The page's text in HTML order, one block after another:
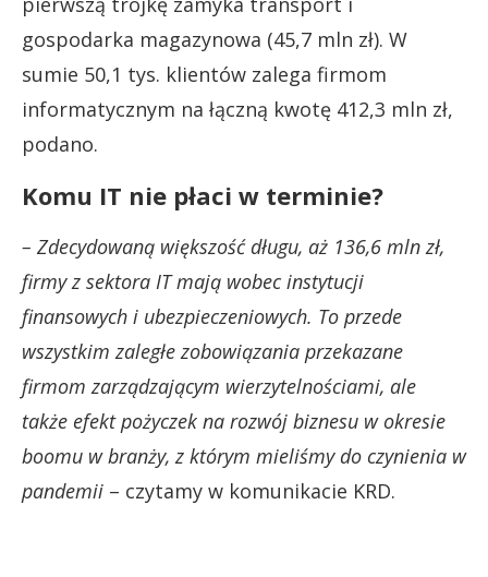
gospodarka magazynowa (45,7 mln zł). W
sumie 50,1 tys. klientów zalega firmom
informatycznym na łączną kwotę 412,3 mln zł,
podano.
Komu IT nie płaci w terminie?
– Zdecydowaną większość długu, aż 136,6 mln zł,
firmy z sektora IT mają wobec instytucji
finansowych i ubezpieczeniowych. To przede
wszystkim zaległe zobowiązania przekazane
firmom zarządzającym wierzytelnościami, ale
także efekt pożyczek na rozwój biznesu w okresie
boomu w branży, z którym mieliśmy do czynienia w
pandemii – czytamy w komunikacie KRD.